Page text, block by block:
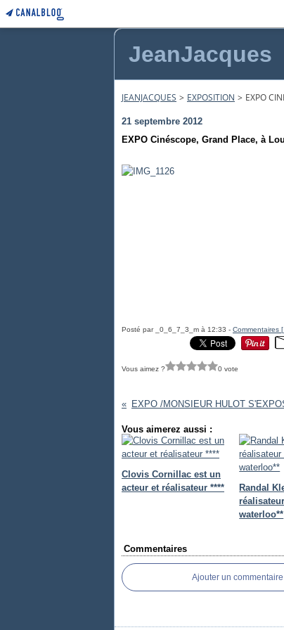
JeanJacques
JEANJACQUES > EXPOSITION > EXPO
21 septembre 2012
EXPO Cinéscope, Grand Place, à
Posté par _0_6_7_3_m à 12:33 - Commentaires [
Vous aimez ? 0 vote
Vous aimerez aussi :
Clovis Cornillac est un
acteur et réalisateur ****
Randal
waterloo**
Commentaires
Ajouter un commentaire